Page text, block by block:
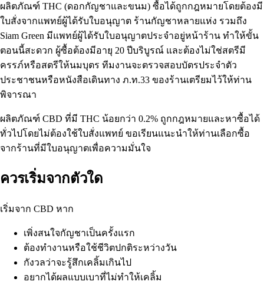
ผลิตภัณฑ์ THC (ดอกกัญชาและขนม) ซื้อได้ถูกกฎหมายโดยต้องมี
ใบสั่งจากแพทย์ผู้ได้รับใบอนุญาต ร้านกัญชาหลายแห่ง รวมถึง
Siam Green มีแพทย์ผู้ได้รับใบอนุญาตประจำอยู่หน้าร้าน ทำให้ขั้น
ตอนนี้สะดวก ผู้ซื้อต้องมีอายุ 20 ปีบริบูรณ์ และต้องไม่ใช่สตรีมี
ครรภ์หรือสตรีให้นมบุตร ทีมงานจะตรวจสอบบัตรประจำตัว
ประชาชนหรือหนังสือเดินทาง ภ.ท.33 ของร้านเตรียมไว้ให้ท่าน
พิจารณา
ผลิตภัณฑ์ CBD ที่มี THC น้อยกว่า 0.2% ถูกกฎหมายและหาซื้อได้
ทั่วไปโดยไม่ต้องใช้ใบสั่งแพทย์ ขอเรียนแนะนำให้ท่านเลือกซื้อ
จากร้านที่มีใบอนุญาตเพื่อความมั่นใจ
ควรเริ่มจากตัวใด
เริ่มจาก CBD หาก
เพิ่งสนใจกัญชาเป็นครั้งแรก
ต้องทำงานหรือใช้ชีวิตปกติระหว่างวัน
กังวลว่าจะรู้สึกเคลิ้มเกินไป
อยากได้ผลแบบเบาที่ไม่ทำให้เคลิ้ม